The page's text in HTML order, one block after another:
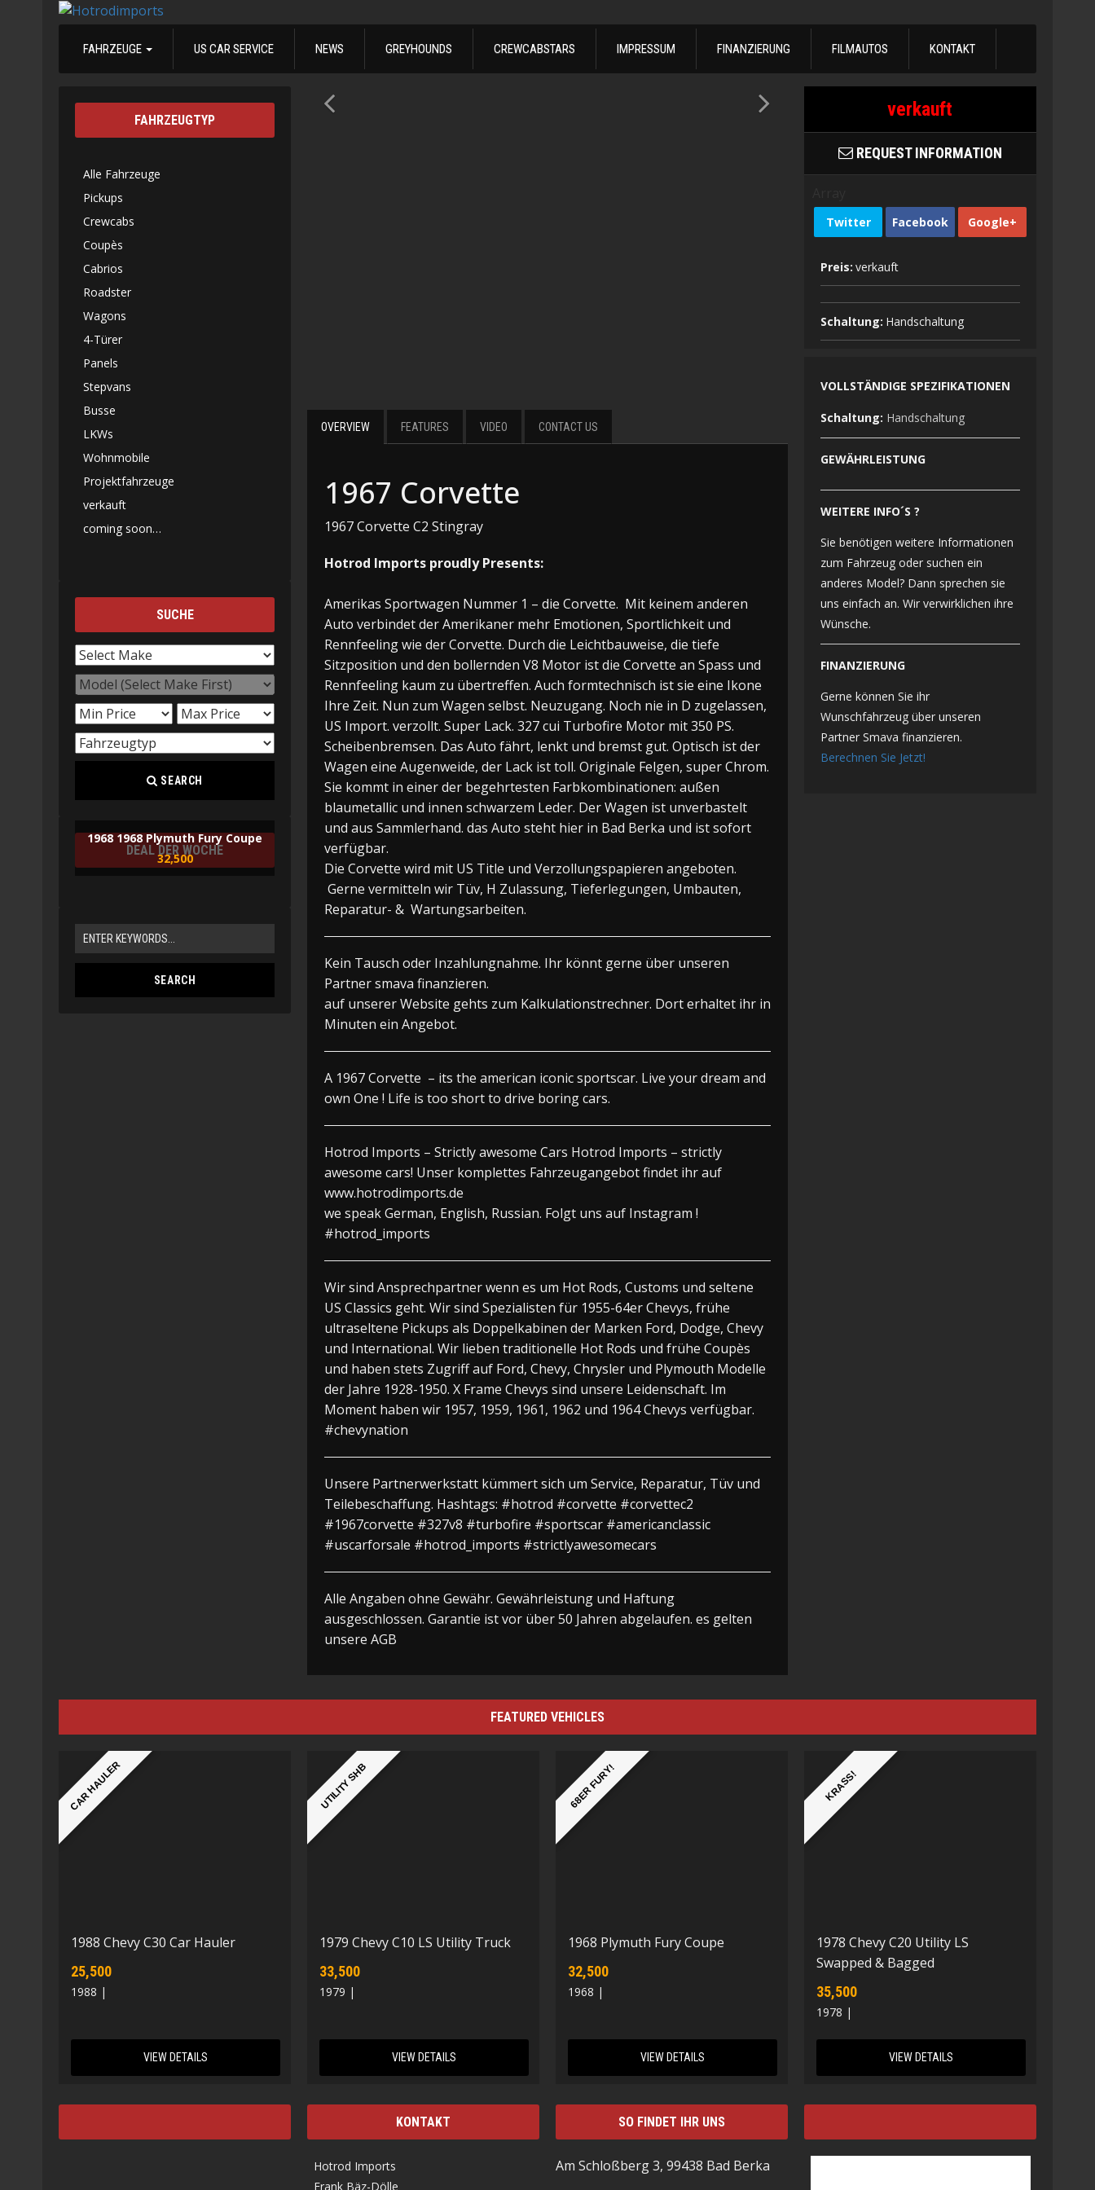
FAHRZEUGE US CAR SERVICE NEWS GREYHOUNDS CREWCABSTARS IMPRESSUM FINANZIERUNG FILMAUTOS KONTAKT
OVERVIEW FEATURES VIDEO CONTACT US
1967 Corvette
1967 Corvette C2 Stingray
Hotrod Imports proudly Presents:
Amerikas Sportwagen Nummer 1 – die Corvette. Mit keinem anderen
Auto verbindet der Amerikaner mehr Emotionen, Sportlichkeit und
Rennfeeling wie der Corvette. Durch die Leichtbauweise, die tiefe
Sitzposition und den bollernden V8 Motor ist die Corvette an Spass und
Rennfeeling kaum zu übertreffen. Auch formtechnisch ist sie eine Ikone
Ihre Zeit. Nun zum Wagen selbst. Neuzugang. Noch nie in D zugelassen,
US Import. verzollt. Super Lack. 327 cui Turbofire Motor mit 350 PS.
Scheibenbremsen. Das Auto fährt, lenkt und bremst gut. Optisch ist der
Wagen eine Augenweide, der Lack ist toll. Originale Felgen, super Chrom.
Sie kommt in einer der begehrtesten Farbkombinationen: außen
blaumetallic und innen schwarzem Leder. Der Wagen ist unverbastelt
und aus Sammlerhand. das Auto steht hier in Bad Berka und ist sofort
verfügbar.
Die Corvette wird mit US Title und Verzollungspapieren angeboten.
Gerne vermitteln wir Tüv, H Zulassung, Tieferlegungen, Umbauten,
Reparatur- & Wartungsarbeiten.
Kein Tausch oder Inzahlungnahme. Ihr könnt gerne über unseren
Partner smava finanzieren.
auf unserer Website gehts zum Kalkulationstrechner. Dort erhaltet ihr in
Minuten ein Angebot.
A 1967 Corvette – its the american iconic sportscar. Live your dream and
own One ! Life is too short to drive boring cars.
Hotrod Imports – Strictly awesome Cars Hotrod Imports – strictly
awesome cars! Unser komplettes Fahrzeugangebot findet ihr auf
www.hotrodimports.de
we speak German, English, Russian. Folgt uns auf Instagram !
#hotrod_imports
Wir sind Ansprechpartner wenn es um Hot Rods, Customs und seltene
US Classics geht. Wir sind Spezialisten für 1955-64er Chevys, frühe
ultraseltene Pickups als Doppelkabinen der Marken Ford, Dodge, Chevy
und International. Wir lieben traditionelle Hot Rods und frühe Coupès
und haben stets Zugriff auf Ford, Chevy, Chrysler und Plymouth Modelle
der Jahre 1928-1950. X Frame Chevys sind unsere Leidenschaft. Im
Moment haben wir 1957, 1959, 1961, 1962 und 1964 Chevys verfügbar.
#chevynation
Unsere Partnerwerkstatt kümmert sich um Service, Reparatur, Tüv und
Teilebeschaffung. Hashtags: #hotrod #corvette #corvettec2
#1967corvette #327v8 #turbofire #sportscar #americanclassic
#uscarforsale #hotrod_imports #strictlyawesomecars
Alle Angaben ohne Gewähr. Gewährleistung und Haftung
ausgeschlossen. Garantie ist vor über 50 Jahren abgelaufen. es gelten
unsere AGB
verkauft
REQUEST INFORMATION
Twitter Facebook Google+
Preis: verkauft
Schaltung: Handschaltung
VOLLSTÄNDIGE SPEZIFIKATIONEN
Schaltung: Handschaltung
GEWÄHRLEISTUNG
WEITERE INFO´S ?
Sie benötigen weitere Informationen
zum Fahrzeug oder suchen ein
anderes Model? Dann sprechen sie
uns einfach an. Wir verwirklichen ihre
Wünsche.
FINANZIERUNG
Gerne können Sie ihr
Wunschfahrzeug über unseren
Partner Smava finanzieren.
Berechnen Sie Jetzt!
FAHRZEUGTYP
Alle Fahrzeuge
Pickups
Crewcabs
Coupès
Cabrios
Roadster
Wagons
4-Türer
Panels
Stepvans
Busse
LKWs
Wohnmobile
Projektfahrzeuge
verkauft
coming soon…
SUCHE
SEARCH
DEAL DER WOCHE
1968 1968 Plymuth Fury Coupe
32,500
FEATURED VEHICLES
CAR HAULER
1988 Chevy C30 Car Hauler
25,500
1988 |
VIEW DETAILS
UTILITY SHB
1979 Chevy C10 LS Utility Truck
33,500
1979 |
VIEW DETAILS
68ER FURY!
1968 Plymuth Fury Coupe
32,500
1968 |
VIEW DETAILS
KRASS!
1978 Chevy C20 Utility LS
Swapped & Bagged
35,500
1978 |
VIEW DETAILS
KONTAKT
Hotrod Imports
Frank Bäz-Dölle
SO FINDET IHR UNS
Am Schloßberg 3, 99438 Bad Berka